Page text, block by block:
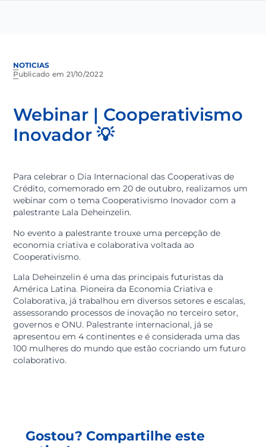
Publicado em 21/10/2022
Inovador 💡
Para celebrar o Dia Internacional das Cooperativas de
Crédito, comemorado em 20 de outubro, realizamos
webinar com o tema Cooperativismo Inovador com a
No evento a palestrante trouxe uma percepção de
economia criativa e colaborativa voltada ao
Cooperativismo.
Lala Deheinzelin é uma das principais futuristas da
América Latina. Pioneira da Economia Criativa e
Colaborativa, já trabalhou em diversos setores e
colaborativo.